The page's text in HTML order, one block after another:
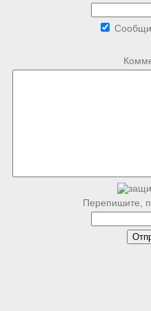
Перепишите,